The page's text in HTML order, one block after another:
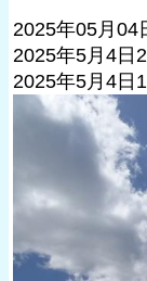
2025年05月
2025年5月4日
2025年5月4日